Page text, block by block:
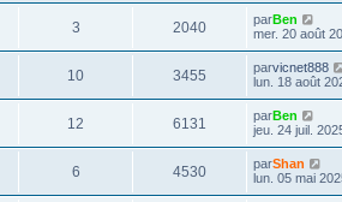
3 2040 parBen
mer. 20 août
10 3455 parvicnet888
lun. 18 août
12 6131 parBen
jeu. 24 juil.
6 4530 parShan
lun. 05 mai